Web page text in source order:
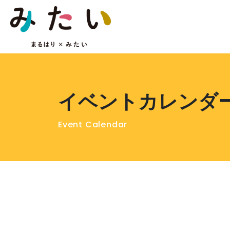
イベントカレンダ
Event Calendar